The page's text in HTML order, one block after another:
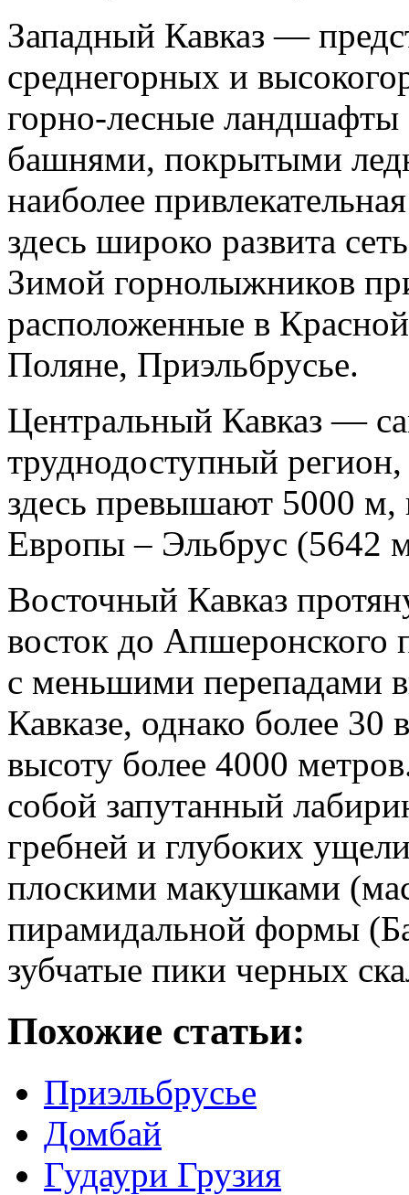
Западный Кавказ —
среднегорных и
горно-лесные
башнями, покрытыми
наиболее
здесь широко развита
Зимой горнолыжников
расположенные в
Поляне, Приэльбрусье.
Центральный Кавказ —
труднодоступный
здесь превышают 5000 м,
Европы – Эльбрус (5642
Восточный Кавказ
восток до Апшеронского
с меньшими перепадами
Кавказе, однако более 30
высоту более 4000
собой запутанный
гребней и глубоких
плоскими макушками
пирамидальной формы
зубчатые пики черных
Похожие статьи:
Приэльбрусье
Домбай
Гудаури Грузия